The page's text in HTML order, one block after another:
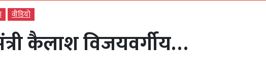
वीडियो
कैलाश विजयवर्गीय…